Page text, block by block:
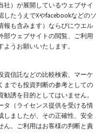
社）が展開しているウェブサイ
したうえでXやfacebookなどのソ
報も含みます）ならびにウエル
部ウェブサイトの閲覧、ご利用
うお願いいたします。
資信託などの比較検索、マーケ
までも投資判断の参考としての
誘を目的としてはいません。
タ（ライセンス提供を受ける情
しましたが、その正確性、安全
ん。ご利用はお客様の判断と責